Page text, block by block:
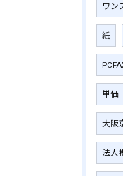
ワン
紙
単価
大阪
法人